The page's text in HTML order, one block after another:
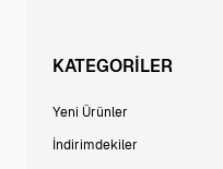
KATEGORİLER
Yeni Ürünler
İndirimdekiler